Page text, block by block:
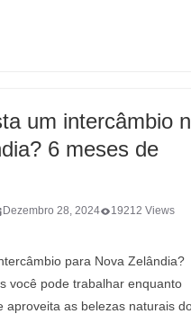
um intercâmbio
6 meses de
Dezembro 28, 2024
19212 Views
para Nova Zelândia?
você pode trabalhar enquanto
aproveita as belezas naturais